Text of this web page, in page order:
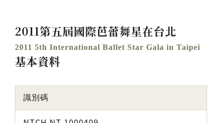
2011第五屆國際芭蕾舞星在台北
2011 5th International Ballet Star Gala in Taipei
基本資料
識別碼